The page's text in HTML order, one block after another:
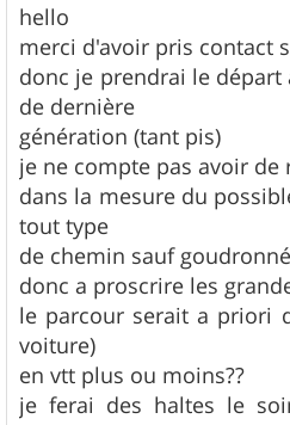
s
s
a
g
e
hello
merci d'avoir pris contact
donc je prendrai le départ
de dernière
génération (tant pis)
je ne compte pas avoir de
dans la mesure du
tout type
de chemin sauf
donc a proscrire les
le parcour serait a priori
voiture)
en vtt plus ou moins??
je ferai des haltes le